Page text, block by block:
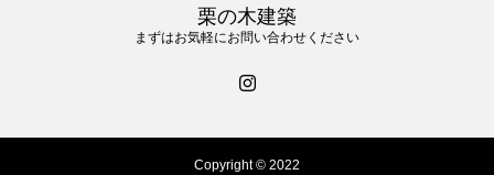
栗の木建築
まずはお気軽にお問い合わせください
Copyright © 2022